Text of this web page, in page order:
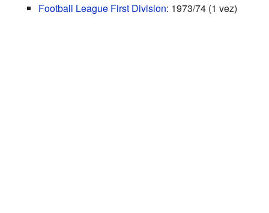
Football League First Division: 1973/74 (1 vez)